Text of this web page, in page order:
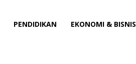
PENDIDIKAN EKONOMI & BISNIS